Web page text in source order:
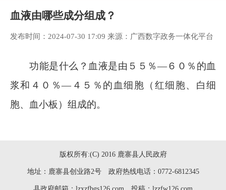
血液由哪些成分组成？
发布时间：2024-07-30 17:09 来源：广西数字政务一体化平台
功能是什么？血液是由５５％—６０％的血
浆和４０％—４５％的血细胞（红细胞、白细
胞、血小板）组成的。
版权所有:(C) 2016 鹿寨县人民政府
地址：鹿寨县创业路2号 政府热线电话：0772-6812345